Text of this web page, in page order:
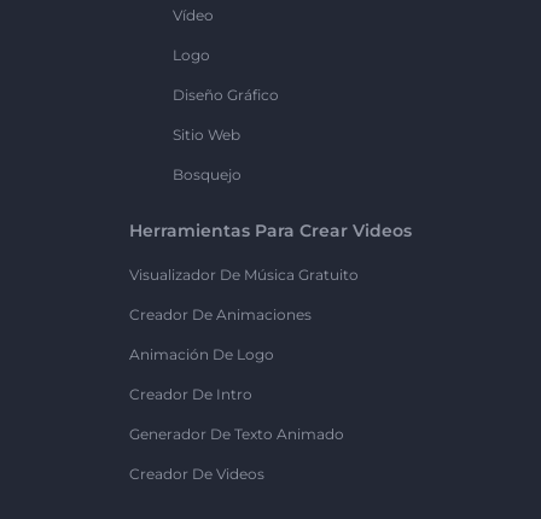
Vídeo
Logo
Diseño Gráfico
Sitio Web
Bosquejo
Herramientas Para Crear Videos
Visualizador De Música Gratuito
Creador De Animaciones
Animación De Logo
Creador De Intro
Generador De Texto Animado
Creador De Videos